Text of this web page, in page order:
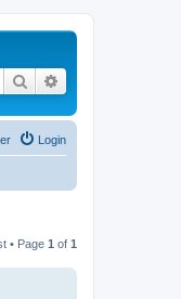
Search
Login
• Page 1 of 1